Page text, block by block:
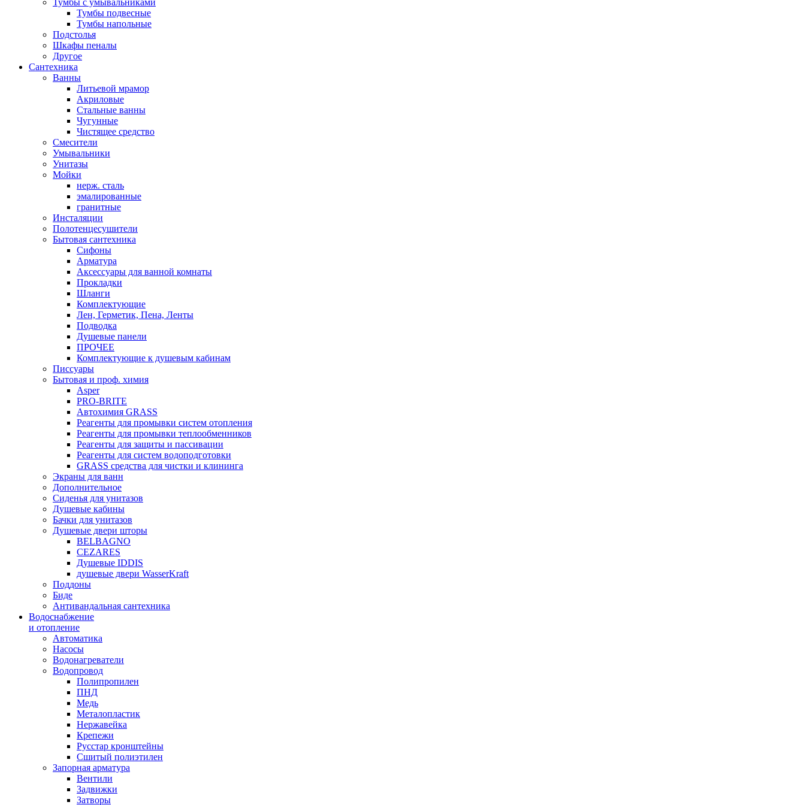
Тумбы с умывальниками
Тумбы подвесные
Тумбы напольные
Подстолья
Шкафы пеналы
Другое
Сантехника
Ванны
Литьевой мрамор
Акриловые
Стальные ванны
Чугунные
Чистящее средство
Смесители
Умывальники
Унитазы
Мойки
нерж. сталь
эмалированные
гранитные
Инсталяции
Полотенцесушители
Бытовая сантехника
Сифоны
Арматура
Аксессуары для ванной комнаты
Прокладки
Шланги
Комплектующие
Лен, Герметик, Пена, Ленты
Подводка
Душевые панели
ПРОЧЕЕ
Комплектующие к душевым кабинам
Писсуары
Бытовая и проф. химия
Asper
PRO-BRITE
Автохимия GRASS
Реагенты для промывки систем отопления
Реагенты для промывки теплообменников
Реагенты для защиты и пассивации
Реагенты для систем водоподготовки
GRASS средства для чистки и клининга
Экраны для ванн
Дополнительное
Сиденья для унитазов
Душевые кабины
Бачки для унитазов
Душевые двери шторы
BELBAGNO
CEZARES
Душевые IDDIS
душевые двери WasserKraft
Поддоны
Биде
Антивандальная сантехника
Водоснабжение
и отопление
Автоматика
Насосы
Водонагреватели
Водопровод
Полипропилен
ПНД
Медь
Металопластик
Нержавейка
Крепежи
Русстар кронштейны
Сшитый полиэтилен
Запорная арматура
Вентили
Задвижки
Затворы